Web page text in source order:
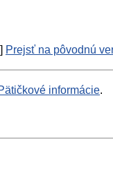
Prejsť na pôvodnú
informácie.